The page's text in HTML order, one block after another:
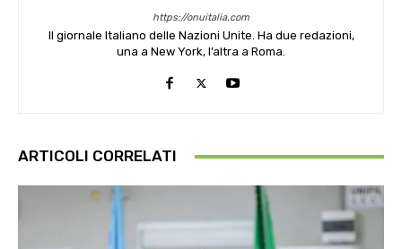
https://onuitalia.com
Il giornale Italiano delle Nazioni Unite. Ha due redazioni,
una a New York, l’altra a Roma.
ARTICOLI CORRELATI